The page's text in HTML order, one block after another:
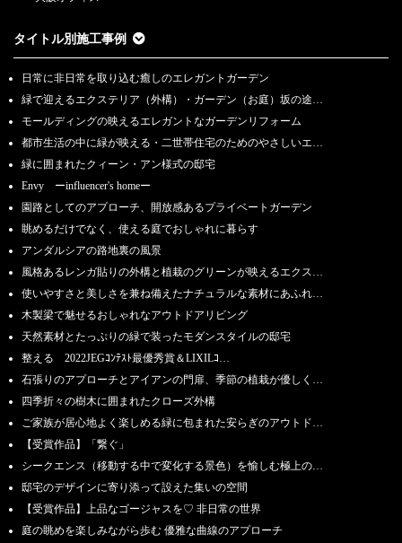
タイトル別施工事例
日常に非日常を取り込む癒しのエレガントガーデン
緑で迎えるエクステリア（外構）・ガーデン（お庭）坂の途…
モールディングの映えるエレガントなガーデンリフォーム
都市生活の中に緑が映える・二世帯住宅のためのやさしいエ…
緑に囲まれたクィーン・アン様式の邸宅
Envy ーinfluencer's homeー
園路としてのアプローチ、開放感あるプライベートガーデン
眺めるだけでなく、使える庭でおしゃれに暮らす
アンダルシアの路地裏の風景
風格あるレンガ貼りの外構と植栽のグリーンが映えるエクス…
使いやすさと美しさを兼ね備えたナチュラルな素材にあふれ…
木製梁で魅せるおしゃれなアウトドアリビング
天然素材とたっぷりの緑で装ったモダンスタイルの邸宅
整える 2022JEGｺﾝﾃｽﾄ最優秀賞＆LIXILｺ…
石張りのアプローチとアイアンの門扉、季節の植栽が優しく…
四季折々の樹木に囲まれたクローズ外構
ご家族が居心地よく楽しめる緑に包まれた安らぎのアウトド…
【受賞作品】「繋ぐ」
シークエンス（移動する中で変化する景色）を愉しむ極上の…
邸宅のデザインに寄り添って設えた集いの空間
【受賞作品】上品なゴージャスを♡ 非日常の世界
庭の眺めを楽しみながら歩む 優雅な曲線のアプローチ